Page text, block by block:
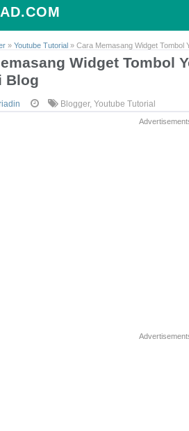
» Youtube Tutorial » Cara Memasang Widget Tombol
Widget Tombol
Blog
Blogger, Youtube Tutorial